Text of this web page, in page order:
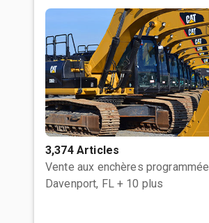
3,374 Articles
Vente aux enchères programmée
Davenport, FL + 10 plus